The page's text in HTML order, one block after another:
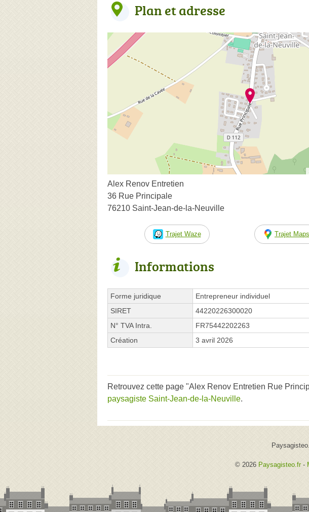
Plan et adresse
Alex Renov Entretien
36 Rue Principale
76210 Saint-Jean-de-la-Neuville
Trajet Waze Trajet Maps
Informations
Forme juridique
Entrepreneur individuel
SIRET
44220226300020
N° TVA Intra.
FR75442202263
Création
3 avril 2026
Retrouvez cette page "Alex Renov Entretien Rue
paysagiste Saint-Jean-de-la-Neuville.
© 2026 Paysagisteo.fr -